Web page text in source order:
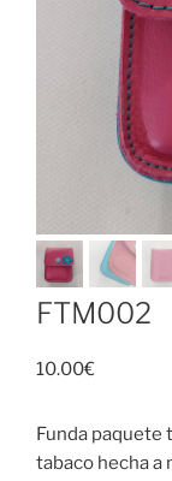
FTM002
10.00€
Funda paquete
tabaco hecha a